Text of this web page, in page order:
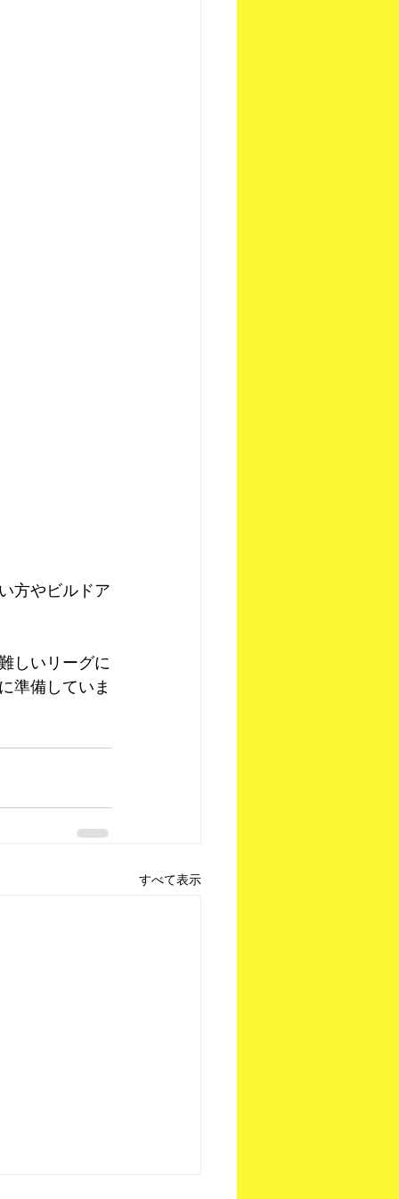
方やビルドア
しいリーグに
準備していま
すべて表示